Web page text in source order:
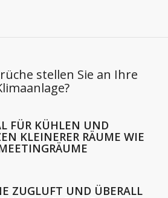
stellen Sie an Ihre
FÜR KÜHLEN UND
KLEINERER RÄUME WIE
ZUGLUFT UND ÜBERALL